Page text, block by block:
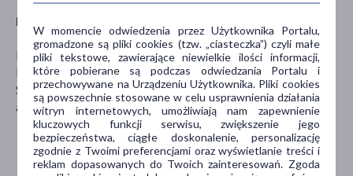
Producent
ESSITY HYGIENE AND HEALTH AB
Box 200
SE-101 23 Stockholm, Szwecja
agreementstork@essity.com
W momencie odwiedzenia przez Użytkownika Portalu,
gromadzone są pliki cookies (tzw. „ciasteczka”) czyli małe
pliki tekstowe, zawierające niewielkie ilości informacji,
które pobierane są podczas odwiedzania Portalu i
przechowywane na Urządzeniu Użytkownika. Pliki cookies
są powszechnie stosowane w celu usprawnienia działania
witryn internetowych, umożliwiają nam zapewnienie
kluczowych funkcji serwisu, zwiększenie jego
bezpieczeństwa, ciągłe doskonalenie, personalizację
zgodnie z Twoimi preferencjami oraz wyświetlanie treści i
reklam dopasowanych do Twoich zainteresowań. Zgoda